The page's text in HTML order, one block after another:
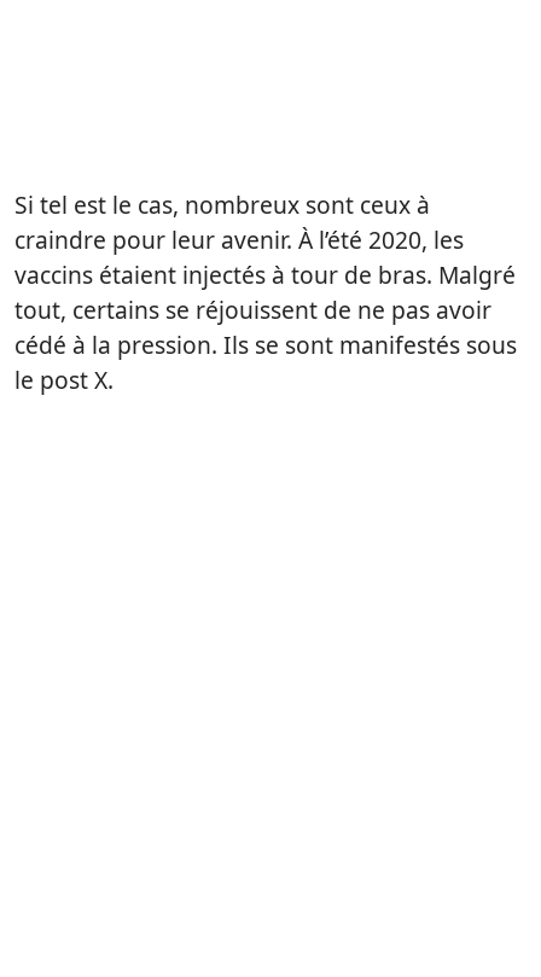
Si tel est le cas, nombreux sont ceux à
craindre pour leur avenir. À l’été 2020, les
vaccins étaient injectés à tour de bras. Malgré
tout, certains se réjouissent de ne pas avoir
cédé à la pression. Ils se sont manifestés sous
le post X.